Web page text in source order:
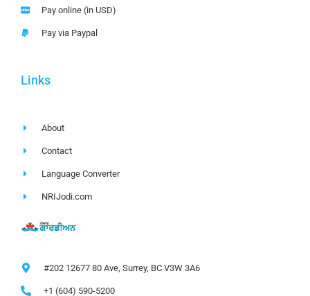
Pay online (in USD)
Pay via Paypal
Links
About
Contact
Language Converter
NRIJodi.com
#202 12677 80 Ave, Surrey, BC V3W 3A6
+1 (604) 590-5200